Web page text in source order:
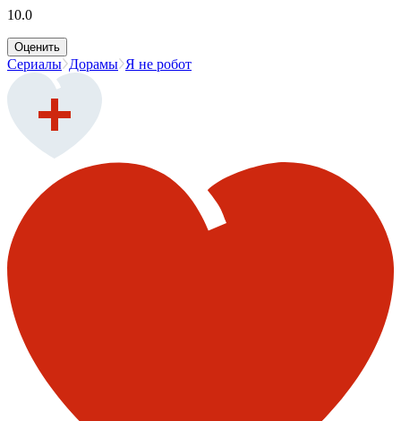
10.0
Оценить
Сериалы Дорамы Я не робот